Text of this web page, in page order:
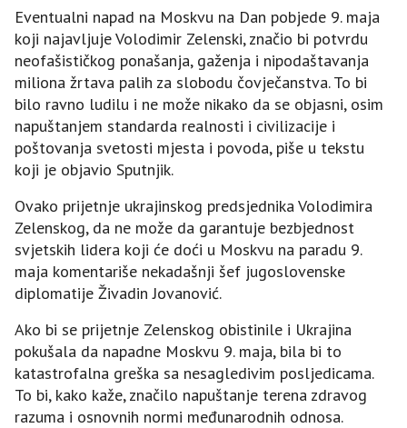
Eventualni napad na Moskvu na Dan pobjede 9. maja
koji najavljuje Volodimir Zelenski, značio bi potvrdu
neofašističkog ponašanja, gaženja i nipodaštavanja
miliona žrtava palih za slobodu čovječanstva. To bi
bilo ravno ludilu i ne može nikako da se objasni, osim
napuštanjem standarda realnosti i civilizacije i
poštovanja svetosti mjesta i povoda, piše u tekstu
koji je objavio Sputnjik.
Ovako prijetnje ukrajinskog predsjednika Volodimira
Zelenskog, da ne može da garantuje bezbjednost
svjetskih lidera koji će doći u Moskvu na paradu 9.
maja komentariše nekadašnji šef jugoslovenske
diplomatije Živadin Јovanović.
Ako bi se prijetnje Zelenskog obistinile i Ukrajina
pokušala da napadne Moskvu 9. maja, bila bi to
katastrofalna greška sa nesagledivim posljedicama.
To bi, kako kaže, značilo napuštanje terena zdravog
razuma i osnovnih normi međunarodnih odnosa.